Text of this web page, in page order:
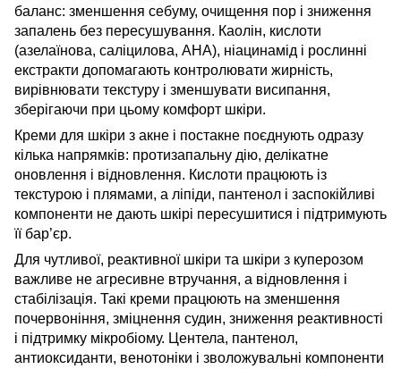
баланс: зменшення себуму, очищення пор і зниження
запалень без пересушування. Каолін, кислоти
(азелаїнова, саліцилова, AHA), ніацинамід і рослинні
екстракти допомагають контролювати жирність,
вирівнювати текстуру і зменшувати висипання,
зберігаючи при цьому комфорт шкіри.
Креми для шкіри з акне і постакне поєднують одразу
кілька напрямків: протизапальну дію, делікатне
оновлення і відновлення. Кислоти працюють із
текстурою і плямами, а ліпіди, пантенол і заспокійливі
компоненти не дають шкірі пересушитися і підтримують
її бар’єр.
Для чутливої, реактивної шкіри та шкіри з куперозом
важливе не агресивне втручання, а відновлення і
стабілізація. Такі креми працюють на зменшення
почервоніння, зміцнення судин, зниження реактивності
і підтримку мікробіому. Центела, пантенол,
антиоксиданти, венотоніки і зволожувальні компоненти